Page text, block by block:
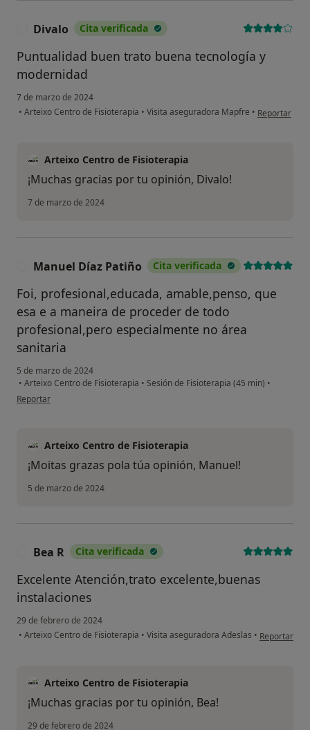
Divalo Cita verificada
Puntualidad buen trato buena tecnología y
modernidad
7 de marzo de 2024
• Arteixo Centro de Fisioterapia • Visita aseguradora Mapfre • en opinión
Reportar
Arteixo Centro de Fisioterapia
¡Muchas gracias por tu opinión, Divalo!
7 de marzo de 2024
Manuel Díaz Patiño Cita verificada
Foi, profesional,educada, amable,penso, que
esa e a maneira de proceder de todo
profesional,pero especialmente no área
sanitaria
5 de marzo de 2024
• Arteixo Centro de Fisioterapia • Sesión de Fisioterapia (45 min) •
en opinión del usuario Manuel Díaz Patiño
Reportar
Arteixo Centro de Fisioterapia
¡Moitas grazas pola túa opinión, Manuel!
5 de marzo de 2024
Bea R Cita verificada
Excelente Atención,trato excelente,buenas
instalaciones
29 de febrero de 2024
• Arteixo Centro de Fisioterapia • Visita aseguradora Adeslas • en opinión
Reportar
Arteixo Centro de Fisioterapia
¡Muchas gracias por tu opinión, Bea!
29 de febrero de 2024